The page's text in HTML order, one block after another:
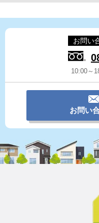
お問い
10:00～
お問い